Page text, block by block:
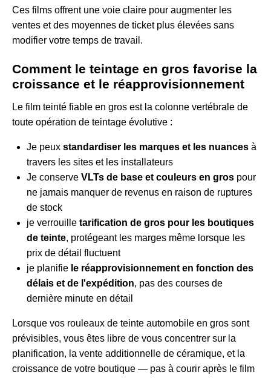
Ces films offrent une voie claire pour augmenter les
ventes et des moyennes de ticket plus élevées sans
modifier votre temps de travail.
Comment le teintage en gros favorise la
croissance et le réapprovisionnement
Le film teinté fiable en gros est la colonne vertébrale de
toute opération de teintage évolutive :
Je peux standardiser les marques et les nuances à
travers les sites et les installateurs
Je conserve VLTs de base et couleurs en gros pour
ne jamais manquer de revenus en raison de ruptures
de stock
je verrouille tarification de gros pour les boutiques
de teinte, protégeant les marges même lorsque les
prix de détail fluctuent
je planifie le réapprovisionnement en fonction des
délais et de l'expédition, pas des courses de
dernière minute en détail
Lorsque vos rouleaux de teinte automobile en gros sont
prévisibles, vous êtes libre de vous concentrer sur la
planification, la vente additionnelle de céramique, et la
croissance de votre boutique — pas à courir après le film